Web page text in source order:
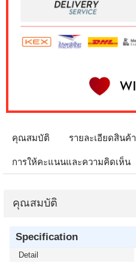
คุณสมบัติ รายละเอียดสินค้า
การให้คะแนนและความคิดเห็น
คุณสมบัติ
Specification
Detail